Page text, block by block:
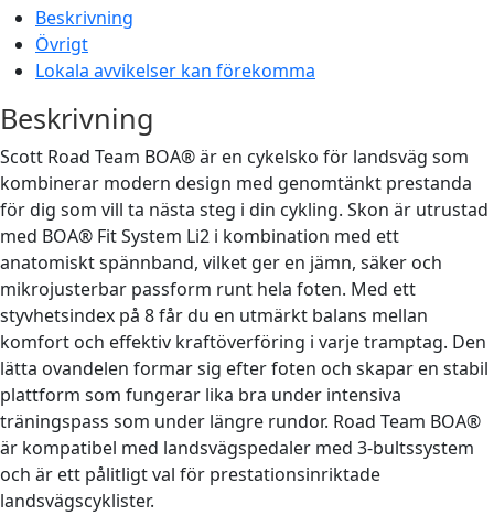
Beskrivning
Övrigt
Lokala avvikelser kan förekomma
Beskrivning
Scott Road Team BOA® är en cykelsko för landsväg som
kombinerar modern design med genomtänkt prestanda
för dig som vill ta nästa steg i din cykling. Skon är utrustad
med BOA® Fit System Li2 i kombination med ett
anatomiskt spännband, vilket ger en jämn, säker och
mikrojusterbar passform runt hela foten. Med ett
styvhetsindex på 8 får du en utmärkt balans mellan
komfort och effektiv kraftöverföring i varje tramptag. Den
lätta ovandelen formar sig efter foten och skapar en stabil
plattform som fungerar lika bra under intensiva
träningspass som under längre rundor. Road Team BOA®
är kompatibel med landsvägspedaler med 3-bultssystem
och är ett pålitligt val för prestationsinriktade
landsvägscyklister.